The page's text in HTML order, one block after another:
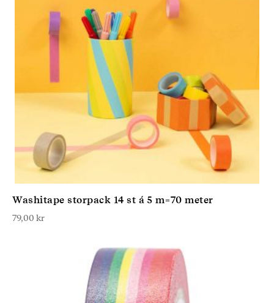
Washitape storpack 14 st á 5 m=70 meter
79,00 kr